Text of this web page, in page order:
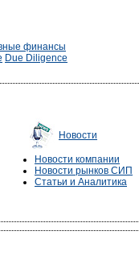
финансы
Due Diligence
Новости
Новости компании
Новости рынков СИП
Статьи и Аналитика